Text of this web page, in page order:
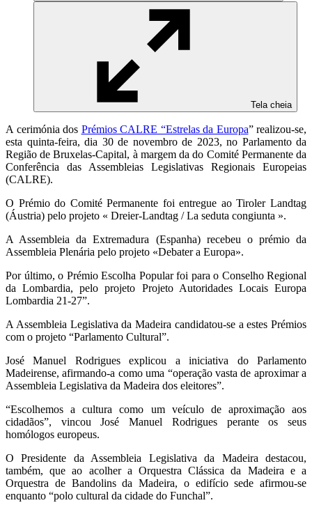
Tela cheia
A cerimónia dos Prémios CALRE “Estrelas da Europa” realizou-se,
esta quinta-feira, dia 30 de novembro de 2023, no Parlamento da
Região de Bruxelas-Capital, à margem da do Comité Permanente da
Conferência das Assembleias Legislativas Regionais Europeias
(CALRE).
O Prémio do Comité Permanente foi entregue ao Tiroler Landtag
(Áustria) pelo projeto « Dreier-Landtag / La seduta congiunta ».
A Assembleia da Extremadura (Espanha) recebeu o prémio da
Assembleia Plenária pelo projeto «Debater a Europa».
Por último, o Prémio Escolha Popular foi para o Conselho Regional
da Lombardia, pelo projeto Projeto Autoridades Locais Europa
Lombardia 21-27”.
A Assembleia Legislativa da Madeira candidatou-se a estes Prémios
com o projeto “Parlamento Cultural”.
José Manuel Rodrigues explicou a iniciativa do Parlamento
Madeirense, afirmando-a como uma “operação vasta de aproximar a
Assembleia Legislativa da Madeira dos eleitores”.
“Escolhemos a cultura como um veículo de aproximação aos
cidadãos”, vincou José Manuel Rodrigues perante os seus
homólogos europeus.
O Presidente da Assembleia Legislativa da Madeira destacou,
também, que ao acolher a Orquestra Clássica da Madeira e a
Orquestra de Bandolins da Madeira, o edifício sede afirmou-se
enquanto “polo cultural da cidade do Funchal”.